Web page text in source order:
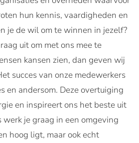
hun kennis, vaardigheden en
je de wil om te winnen in jezelf?
uit om met ons mee te
kansen zien, dan geven wij
succes van onze medewerkers
en andersom. Deze overtuiging
en inspireert ons het beste uit
werk je graag in een omgeving
hoog ligt, maar ook echt